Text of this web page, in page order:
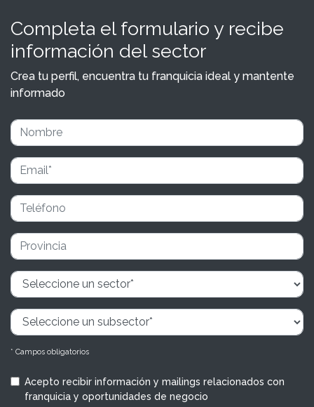
Completa el formulario y recibe
información del sector
Crea tu perfil, encuentra tu franquicia ideal y mantente
informado
* Campos obligatorios
Acepto recibir información y mailings relacionados con
franquicia y oportunidades de negocio